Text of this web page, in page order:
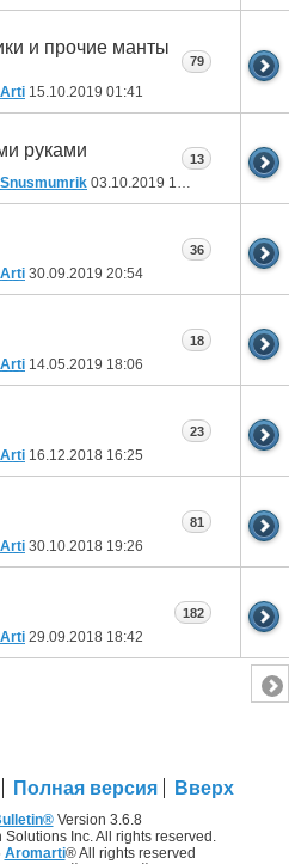
и прочие манты
Arti 15.10.2019 01:41
79
руками
Snusmumrik 03.10.2019 12:52
13
Arti 30.09.2019 20:54
36
Arti 14.05.2019 18:06
18
Arti 16.12.2018 16:25
23
Arti 30.10.2018 19:26
81
Arti 29.09.2018 18:42
182
Полная версия Вверх
Version 3.6.8
Inc. All rights reserved.
Aromarti® All rights reserved